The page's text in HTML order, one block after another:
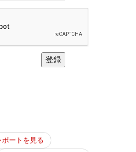
ートを見る